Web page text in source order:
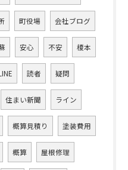
町役場 会社ブログ
安心 不安 榎本
読者 疑問
住まい新聞 ライン
概算見積り 塗装費用
概算 屋根修理